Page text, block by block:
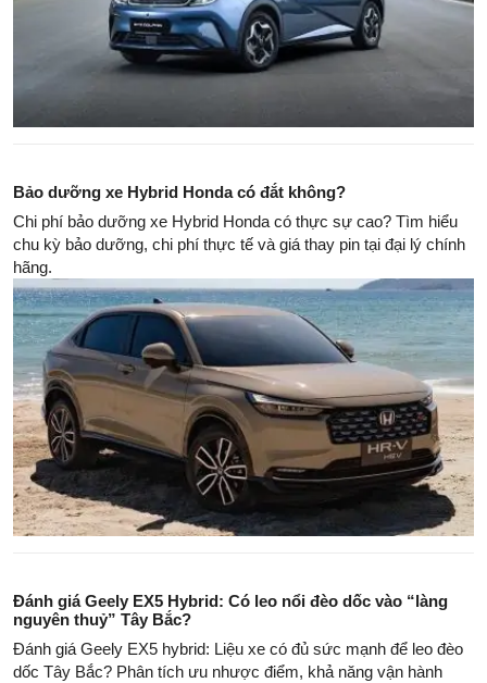
Bảo dưỡng xe Hybrid Honda có đắt không?
Chi phí bảo dưỡng xe Hybrid Honda có thực sự cao? Tìm hiểu
chu kỳ bảo dưỡng, chi phí thực tế và giá thay pin tại đại lý chính
hãng.
Đánh giá Geely EX5 Hybrid: Có leo nổi đèo dốc vào “làng
nguyên thuỷ” Tây Bắc?
Đánh giá Geely EX5 hybrid: Liệu xe có đủ sức mạnh để leo đèo
dốc Tây Bắc? Phân tích ưu nhược điểm, khả năng vận hành